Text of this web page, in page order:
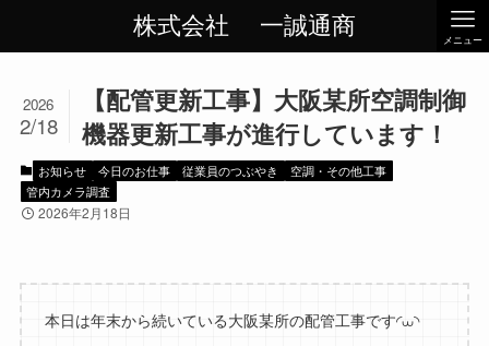
株式会社 一誠通商 メニュー
【配管更新工事】大阪某所空調制御
機器更新工事が進行しています！
2026
2/18
お知らせ 今日のお仕事 従業員のつぶやき
空調・その他工事
管内カメラ調査
2026年2月18日
本日は年末から続いている大阪某所の配管工事です◜⩊◝